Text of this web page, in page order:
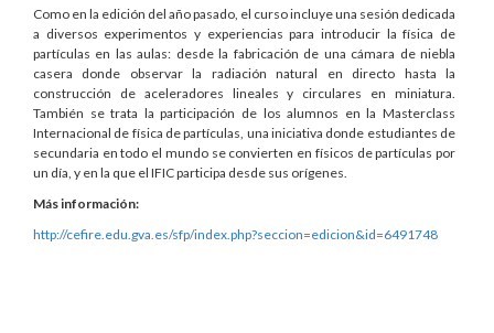
Como en la edición del año pasado, el curso incluye una sesión dedicada
a diversos experimentos y experiencias para introducir la física de
partículas en las aulas: desde la fabricación de una cámara de niebla
casera donde observar la radiación natural en directo hasta la
construcción de aceleradores lineales y circulares en miniatura.
También se trata la participación de los alumnos en la Masterclass
Internacional de física de partículas, una iniciativa donde estudiantes de
secundaria en todo el mundo se convierten en físicos de partículas por
un día, y en la que el IFIC participa desde sus orígenes.
Más información:
http://cefire.edu.gva.es/sfp/index.php?seccion=edicion&id=6491748